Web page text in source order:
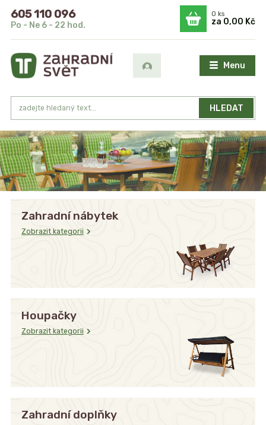
Menu
HLEDAT
605 110 096
Po - Ne 6 - 22 hod.
0ks
za 0,00 Kč
Zahradní nábytek
Zobrazit kategorii
Houpačky
Zobrazit kategorii
Zahradní doplňky